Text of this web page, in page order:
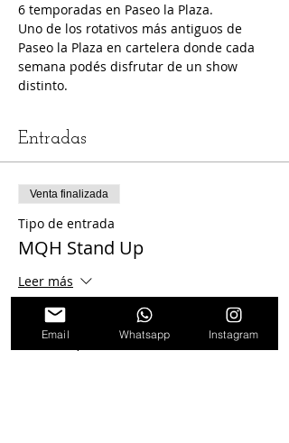
6 temporadas en Paseo la Plaza.
Uno de los rotativos más antiguos de
Paseo la Plaza en cartelera donde cada
semana podés disfrutar de un show
distinto.
Entradas
Venta finalizada
Tipo de entrada
MQH Stand Up
Leer más
Precio
$ 1.000,00
Email Whatsapp Instagram